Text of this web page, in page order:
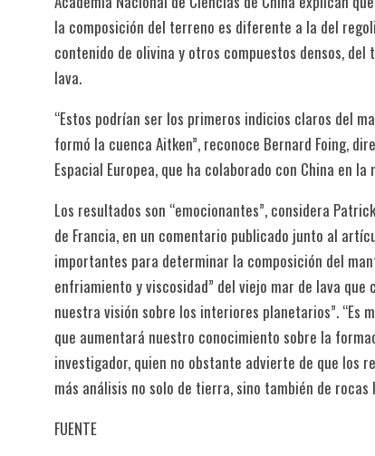
la composición del terreno es diferente a la del
contenido de olivina y otros compuestos densos,
lava.
“Estos podrían ser los primeros indicios claros del
formó la cuenca Aitken”, reconoce Bernard Foing,
Espacial Europea, que ha colaborado con China en la
Los resultados son “emocionantes”, considera
de Francia, en un comentario publicado junto al
importantes para determinar la composición del
enfriamiento y viscosidad” del viejo mar de lava que
nuestra visión sobre los interiores planetarios”. “Es
que aumentará nuestro conocimiento sobre la
investigador, quien no obstante advierte de que los
más análisis no solo de tierra, sino también de
FUENTE